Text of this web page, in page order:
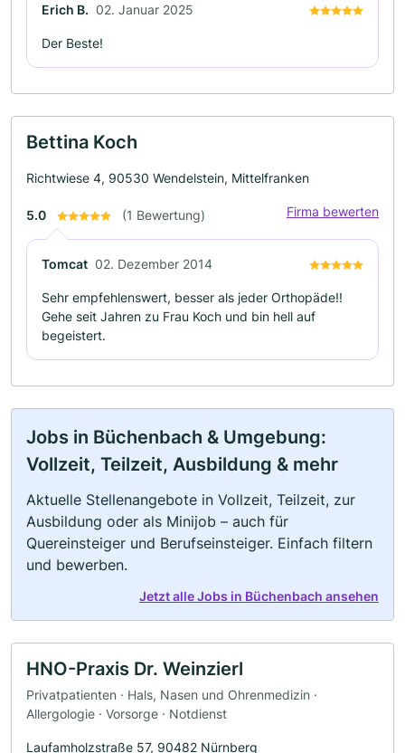
Erich B. 02. Januar 2025
Der Beste!
Bettina Koch
Richtwiese 4, 90530 Wendelstein, Mittelfranken
5.0 (1 Bewertung) Firma bewerten
Tomcat 02. Dezember 2014
Sehr empfehlenswert, besser als jeder Orthopäde!!
Gehe seit Jahren zu Frau Koch und bin hell auf
begeistert.
Jobs in Büchenbach & Umgebung:
Vollzeit, Teilzeit, Ausbildung & mehr
Aktuelle Stellenangebote in Vollzeit, Teilzeit, zur
Ausbildung oder als Minijob – auch für
Quereinsteiger und Berufseinsteiger. Einfach filtern
und bewerben.
Jetzt alle Jobs in Büchenbach ansehen
HNO-Praxis Dr. Weinzierl
Privatpatienten · Hals, Nasen und Ohrenmedizin ·
Allergologie · Vorsorge · Notdienst
Laufamholzstraße 57, 90482 Nürnberg